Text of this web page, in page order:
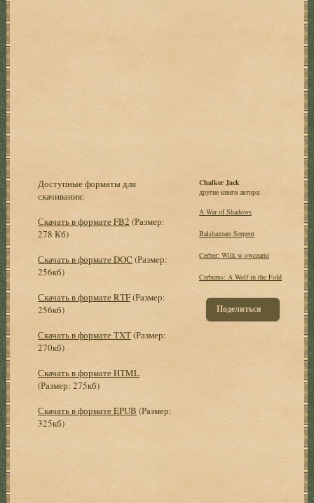
Доступные форматы для
скачивания:
Скачать в формате FB2 (Размер:
278 Кб)
Скачать в формате DOC (Размер:
256кб)
Скачать в формате RTF(Размер:
256кб)
Скачать в формате TXT(Размер:
270кб)
Скачать в формате HTML
(Размер: 275кб)
Скачать в формате EPUB (Размер:
325кб)
Chalker Jack
другие книги автора:
A War of Shadows
Balshazzars Serpent
Cerber: Wilk w owczarni
Cerberus: A Wolf in the Fold
Поделиться